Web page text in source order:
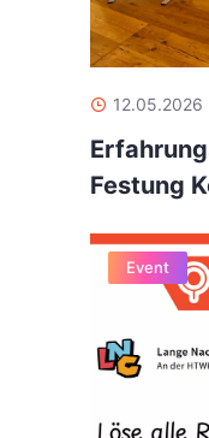
12.05.2026
Festung
Event